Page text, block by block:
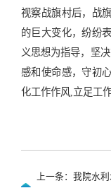
视察战旗村后，战
的巨大变化，纷纷
义思想为指导，坚
感和使命感，守初
化工作作风,立足工
上一条：我院水